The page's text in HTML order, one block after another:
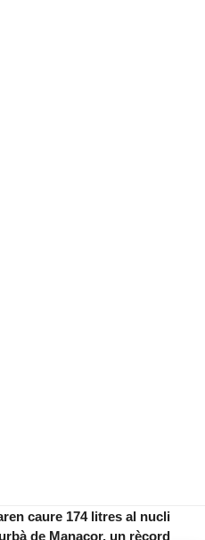
caure 174 litres al nucli
urbà de Manacor, un rècord